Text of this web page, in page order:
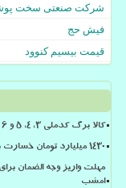
شرکت صنعتی سخت
فیش حج
قیمت بیسیم کنوود
کالا برگ کدملی 3، 4، 5 و 6 شارژ شد
۱۴۳۰ میلیارد تومان خسارت به مالکان خودرو های لطمه دیده جنگ پرداخت گردید
امشب